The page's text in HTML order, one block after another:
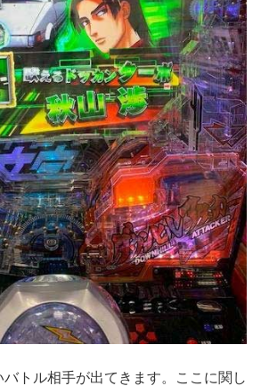
トル相手が出てきます。ここに関し